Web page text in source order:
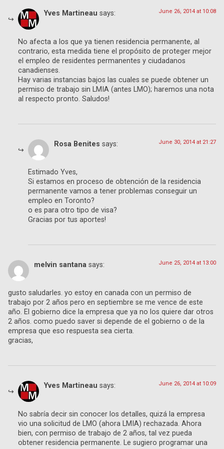
Yves Martineau says: June 26, 2014 at 10:08
No afecta a los que ya tienen residencia permanente, al
contrario, esta medida tiene el propósito de proteger mejor
el empleo de residentes permanentes y ciudadanos
canadienses.
Hay varias instancias bajos las cuales se puede obtener un
permiso de trabajo sin LMIA (antes LMO); haremos una nota
al respecto pronto. Saludos!
Rosa Benites says: June 30, 2014 at 21:27
Estimado Yves,
Si estamos en proceso de obtención de la residencia
permanente vamos a tener problemas conseguir un
empleo en Toronto?
o es para otro tipo de visa?
Gracias por tus aportes!
melvin santana says: June 25, 2014 at 13:00
gusto saludarles. yo estoy en canada con un permiso de
trabajo por 2 años pero en septiembre se me vence de este
año. El gobierno dice la empresa que ya no los quiere dar otros
2 años. como puedo saver si depende de el gobierno o de la
empresa que eso respuesta sea cierta.
gracias,
Yves Martineau says: June 26, 2014 at 10:09
No sabría decir sin conocer los detalles, quizá la empresa
vio una solicitud de LMO (ahora LMIA) rechazada. Ahora
bien, con permiso de trabajo de 2 años, tal vez pueda
obtener residencia permanente. Le sugiero programar una